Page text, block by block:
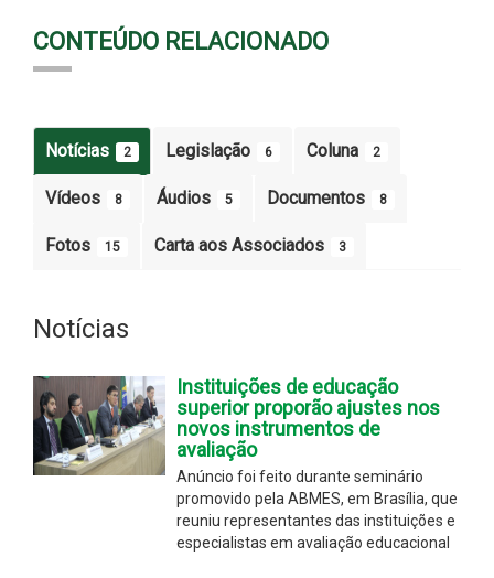
CONTEÚDO RELACIONADO
Notícias 2 Legislação 6 Coluna 2
Vídeos 8 Áudios 5 Documentos 8
Fotos 15 Carta aos Associados 3
Notícias
Instituições de educação
superior proporão ajustes nos
novos instrumentos de
avaliação
Anúncio foi feito durante seminário
promovido pela ABMES, em Brasília, que
reuniu representantes das instituições e
especialistas em avaliação educacional